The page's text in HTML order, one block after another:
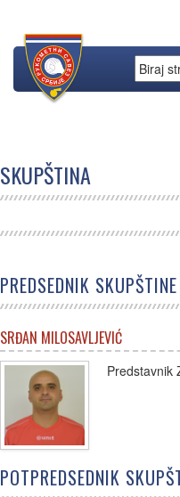
SKUPŠTINA
PREDSEDNIK
SRĐAN MILOSAVLJEVIĆ
Predstavnik
POTPREDSEDNIK